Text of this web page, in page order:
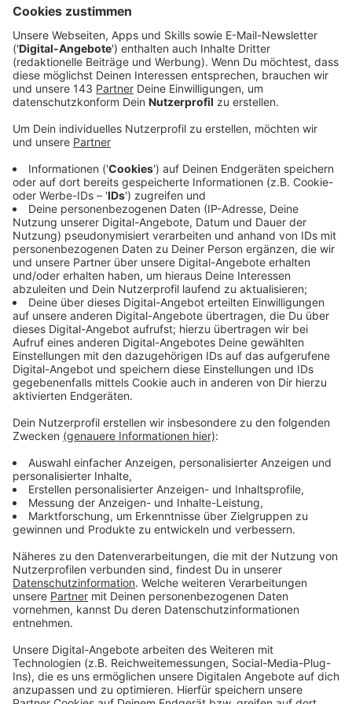
Anzeige
Kleidung und Sonnencreme für Kinder
Anzeige
Für ältere Kinder ist passende Kleidung essenziell.
höher) bieten optimalen Schutz. "Wenn die Sonne
scheint, gilt: nicht ausziehen, sondern anziehen",
betont der Kinderarzt. Zusätzlich sollte Sonnencreme
mit physikalischem Schutz verwendet werden, die
mineralische Pigmente enthält. Diese Cremes sind
zwar schwerer aufzutragen, bieten aber einen
effektiven Schutz vor UV-Strahlen.
Anzeige
©picture alliance/dpa | Annette Riedl
Übelkeit, Schwindel oder ungewöhnliche Müdigkeit
achten. Diese können auf einen Sonnenstich oder
Hitzschlag hinweisen
Anzeige
Flüssigkeitszufuhr ist entscheidend
Anzeige
Kinder sollten regelmäßig trinken, auch wenn sie
keinen Durst verspüren. "Die Antwort 'Ich habe keinen
Durst' ist verboten", sagt Gerschlauer. Eltern sollten
darauf achten, dass ihre Kinder ausreichend Wasser